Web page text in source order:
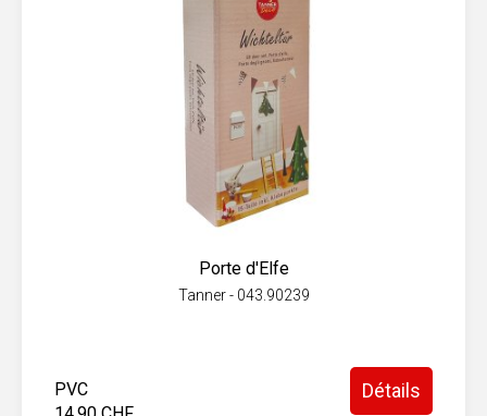
Porte d'Elfe
Tanner - 043.90239
PVC
Détails